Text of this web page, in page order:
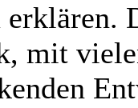
mit